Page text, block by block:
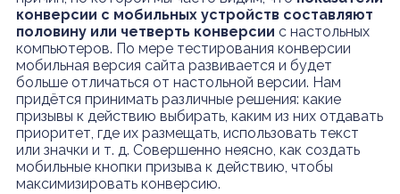
конверсии с мобильных устройств составляют
половину или четверть конверсии с настольных
компьютеров. По мере тестирования конверсии
мобильная версия сайта развивается и будет
больше отличаться от настольной версии. Нам
придётся принимать различные решения: какие
призывы к действию выбирать, каким из них отдавать
приоритет, где их размещать, использовать текст
или значки и т. д. Совершенно неясно, как создать
мобильные кнопки призыва к действию, чтобы
максимизировать конверсию.